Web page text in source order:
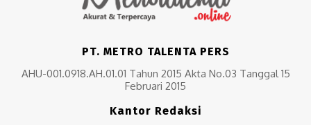
PT. METRO TALENTA PERS
AHU-001.0918.AH.01.01 Tahun 2015 Akta No.03 Tanggal 15
Februari 2015
Kantor Redaksi